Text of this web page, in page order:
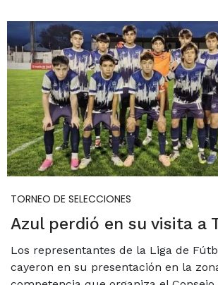
TORNEO DE SELECCIONES
Azul perdió en su visita a
Los representantes de la Liga de
cayeron en su presentación en la